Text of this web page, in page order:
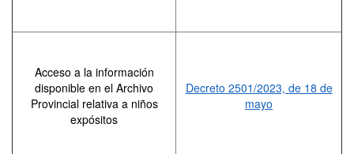
Acceso a la información
disponible en el Archivo
Provincial relativa a niños
expósitos
Decreto 2501/2023, de 18 de
mayo